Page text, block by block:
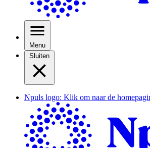
Menu
Sluiten
Npuls logo: Klik om naar de